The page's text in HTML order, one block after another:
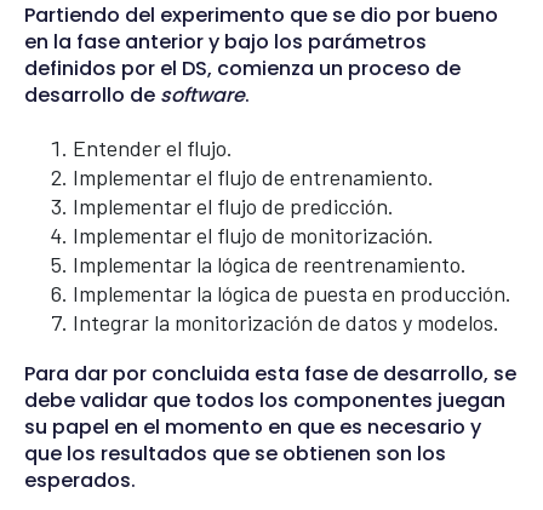
Partiendo del experimento que se dio por bueno
en la fase anterior y bajo los parámetros
definidos por el DS, comienza un proceso de
desarrollo de software.
Entender el flujo.
Implementar el flujo de entrenamiento.
Implementar el flujo de predicción.
Implementar el flujo de monitorización.
Implementar la lógica de reentrenamiento.
Implementar la lógica de puesta en producción.
Integrar la monitorización de datos y modelos.
Para dar por concluida esta fase de desarrollo, se
debe validar que todos los componentes juegan
su papel en el momento en que es necesario y
que los resultados que se obtienen son los
esperados.